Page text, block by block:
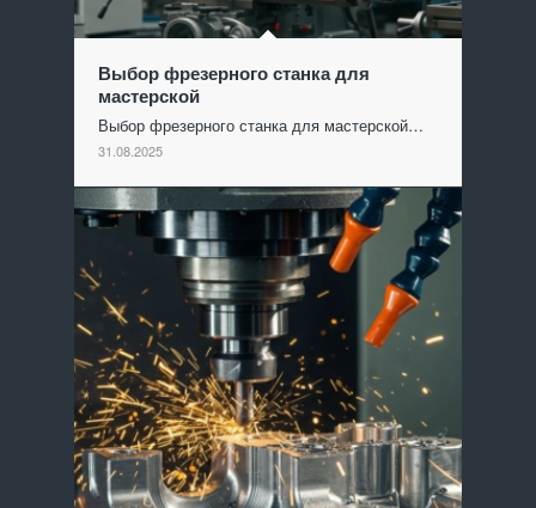
Выбор фрезерного станка для
мастерской
Выбор фрезерного станка для мастерской…
31.08.2025